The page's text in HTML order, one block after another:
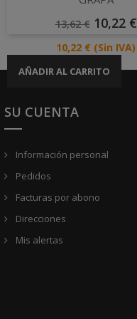
Precio
13,62 € Precio
10,22 €
Precio
10,22 € (Sin IVA)
AÑADIR AL CARRITO
SU CUENTA
Información personal
Pedidos
Facturas por abono
Direcciones
Mis alertas